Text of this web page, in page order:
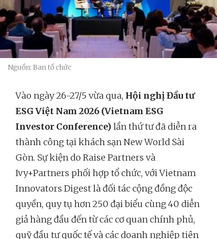
Nguồn: Ban tổ chức
Vào ngày 26-27/5 vừa qua, Hội nghị Đầu tư
ESG Việt Nam 2026 (Vietnam ESG
Investor Conference) lần thứ tư đã diễn ra
thành công tại khách sạn New World Sài
Gòn. Sự kiện do Raise Partners và
Ivy+Partners phối hợp tổ chức, với Vietnam
Innovators Digest là đối tác cộng đồng độc
quyền, quy tụ hơn 250 đại biểu cùng 40 diễn
giả hàng đầu đến từ các cơ quan chính phủ,
quỹ đầu tư quốc tế và các doanh nghiệp tiên